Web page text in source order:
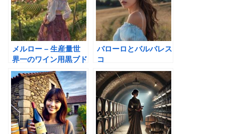
メルロー – 生産量世
界一のワイン用黒ブド
ウ
バローロとバルバレス
コ